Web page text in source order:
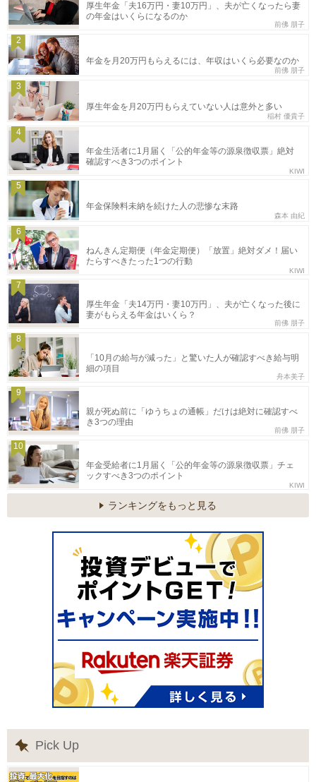
厚生年金「夫16万円・妻10万円」、夫が亡くなったら妻
の年金はいくらになるのか
前佛 朋子
2
年金を月20万円もらえるには、年収はいくら必要なのか
前佛 朋子
3
厚生年金を月20万円もらえていない人は意外と多い
稲村 優貴子
4
年金生活者に1月届く「公的年金等の源泉徴収票」絶対
確認すべき3つのポイント
KIWI
5
年金保険料未納を続けた人の悲惨な末路
森本 由紀
6
ねんきん定期便（年金定期便）「放置」絶対ダメ！届い
たらすべきたった1つの行動
KIWI
7
厚生年金「夫14万円・妻10万円」、夫が亡くなった後に
妻がもらえる年金はいくら？
前佛 朋子
8
「10月の給与が減った」と驚いた人が確認すべき給与明
細の項目
舟本美子
9
親が死ぬ前に「ゆうちょの通帳」だけは絶対に確認すべ
き3つの理由
前佛 朋子
10
年金受給者に1月届く「公的年金等の源泉徴収票」チェ
ックすべき3つのポイント
KIWI
ランキングをもっと見る
Pick Up